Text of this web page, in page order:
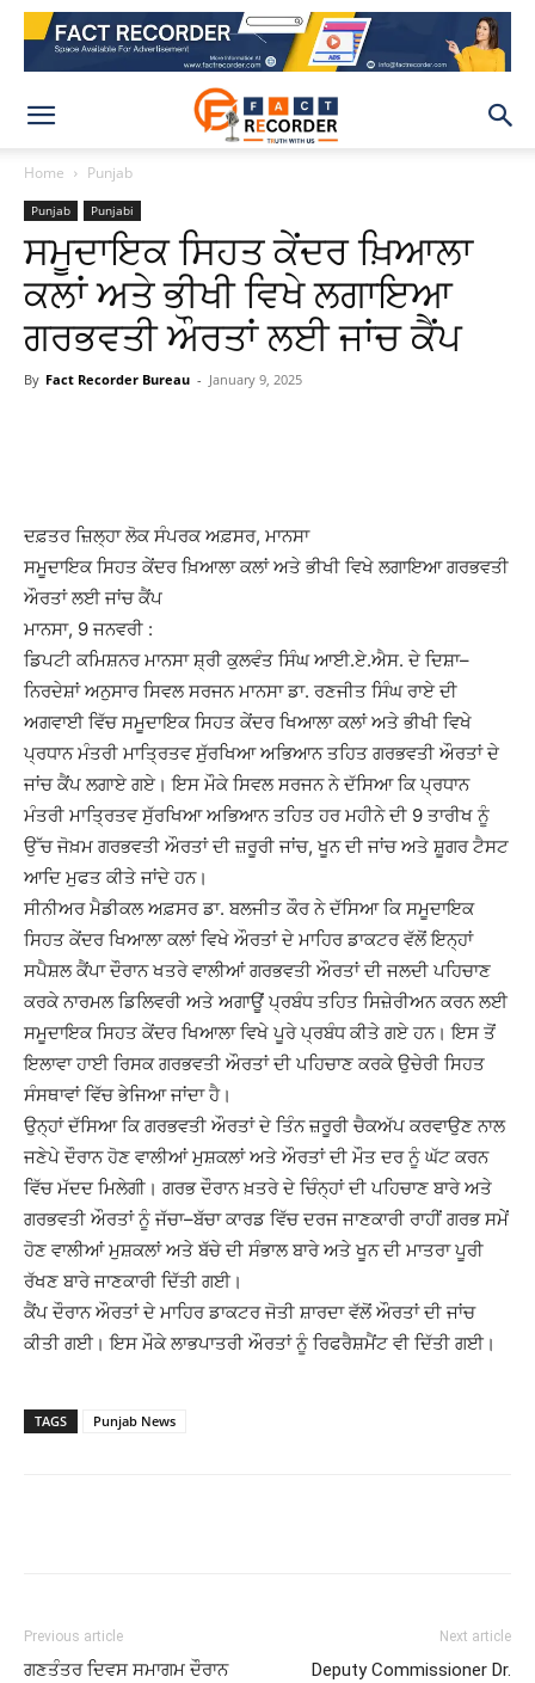
Home Punjab
Punjab Punjabi
ਸਮੂਦਾਇਕ ਸਿਹਤ ਕੇਂਦਰ ਖ਼ਿਆਲਾ
ਕਲਾਂ ਅਤੇ ਭੀਖੀ ਵਿਖੇ ਲਗਾਇਆ
ਗਰਭਵਤੀ ਔਰਤਾਂ ਲਈ ਜਾਂਚ ਕੈਂਪ
By Fact Recorder Bureau - January 9, 2025
ਦਫ਼ਤਰ ਜ਼ਿਲ੍ਹਾਲੋਕਸੰਪਰਕ ਅਫ਼ਸਰ, ਮਾਨਸਾ
ਸਮੂਦਾਇਕ ਸਿਹਤ ਕੇਂਦਰ ਖ਼ਿਆਲਾ ਕਲਾਂਅਤੇ ਭੀਖੀ ਵਿਖੇ ਲਗਾਇਆ ਗਰਭਵਤੀ
ਔਰਤਾਂਲਈਜਾਂਚ ਕੈਂਪ
ਮਾਨਸਾ, 9 ਜਨਵਰੀ :
ਡਿਪਟੀ ਕਮਿਸ਼ਨਰ ਮਾਨਸਾ ਸ਼੍ਰੀ ਕੁਲਵੰਤ ਸਿੰਘਆਈ.ਏ.ਐਸ. ਦੇ ਦਿਸ਼ਾ–
ਨਿਰਦੇਸ਼ਾਂ ਅਨੁਸਾਰ ਸਿਵਲ ਸਰਜਨ ਮਾਨਸਾਡਾ. ਰਣਜੀਤ ਸਿੰਘਰਾਏ ਦੀ
ਅਗਵਾਈ ਵਿੱਚ ਸਮੂਦਾਇਕ ਸਿਹਤ ਕੇਂਦਰ ਖਿਆਲਾ ਕਲਾਂਅਤੇ ਭੀਖੀ ਵਿਖੇ
ਪ੍ਰਧਾਨ ਮੰਤਰੀ ਮਾਤ੍ਰਿਤਵ ਸੁੱਰਖਿਆ ਅਭਿਆਨ ਤਹਿਤ ਗਰਭਵਤੀ ਔਰਤਾਂਦੇ
ਜਾਂਚ ਕੈਂਪ ਲਗਾਏਗਏ। ਇਸਮੌਕੇ ਸਿਵਲ ਸਰਜਨਨੇਦੱਸਿਆਕਿਪ੍ਰਧਾਨ
ਮੰਤਰੀ ਮਾਤ੍ਰਿਤਵ ਸੁੱਰਖਿਆ ਅਭਿਆਨ ਤਹਿਤ ਹਰਮਹੀਨੇਦੀ 9 ਤਾਰੀਖਨੂੰ
ਉੱਚਜੋਖ਼ਮ ਗਰਭਵਤੀ ਔਰਤਾਂਦੀ ਜ਼ਰੂਰੀ ਜਾਂਚ, ਖੂਨ ਦੀ ਜਾਂਚਅਤੇ ਸ਼ੂਗਰ ਟੈਸਟ
ਆਦਿ ਮੁਫਤ ਕੀਤੇ ਜਾਂਦੇ ਹਨ।
ਸੀਨੀਅਰ ਮੈਡੀਕਲ ਅਫ਼ਸਰਡਾ. ਬਲਜੀਤ ਕੌਰ ਨੇਦੱਸਿਆਕਿਸਮੂਦਾਇਕ
ਸਿਹਤ ਕੇਂਦਰ ਖਿਆਲਾ ਕਲਾਂ ਵਿਖੇ ਔਰਤਾਂਦੇ ਮਾਹਿਰ ਡਾਕਟਰ ਵੱਲੋਂ ਇਨ੍ਹਾਂ
ਸਪੈਸ਼ਲ ਕੈਂਪਾ ਦੌਰਾਨ ਖਤਰੇ ਵਾਲੀਆਂ ਗਰਭਵਤੀ ਔਰਤਾਂਦੀ ਜਲਦੀ ਪਹਿਚਾਣ
ਕਰਕੇ ਨਾਰਮਲ ਡਿਲਿਵਰੀ ਅਤੇ ਅਗਾਊਂ ਪ੍ਰਬੰਧ ਤਹਿਤ ਸਿਜ਼ੇਰੀਅਨਕਰਨ ਲਈ
ਸਮੂਦਾਇਕ ਸਿਹਤ ਕੇਂਦਰ ਖਿਆਲਾ ਵਿਖੇ ਪੂਰੇ ਪ੍ਰਬੰਧ ਕੀਤੇ ਗਏ ਹਨ। ਇਸ ਤੋਂ
ਇਲਾਵਾਹਾਈਰਿਸਕ ਗਰਭਵਤੀ ਔਰਤਾਂਦੀ ਪਹਿਚਾਣ ਕਰਕੇ ਉਚੇਰੀ ਸਿਹਤ
ਸੰਸਥਾਵਾਂ ਵਿੱਚ ਭੇਜਿਆ ਜਾਂਦਾਹੈ।
ਉਨ੍ਹਾਂ ਦੱਸਿਆਕਿਗਰਭਵਤੀ ਔਰਤਾਂਦੇ ਤਿੰਨ ਜ਼ਰੂਰੀ ਚੈਕਅੱਪ ਕਰਵਾਉਣਨਾਲ
ਜਣੇਪੇ ਦੌਰਾਨਹੋਣ ਵਾਲੀਆਂ ਮੁਸ਼ਕਲਾਂਅਤੇ ਔਰਤਾਂਦੀ ਮੌਤ ਦਰ ਨੂੰ ਘੱਟ ਕਰਨ
ਵਿੱਚ ਮੱਦਦ ਮਿਲੇਗੀ । ਗਰਭਦੌਰਾਨ ਖ਼ਤਰੇਦੇ ਚਿੰਨ੍ਹਾਂਦੀ ਪਹਿਚਾਣ ਬਾਰੇਅਤੇ
ਗਰਭਵਤੀ ਔਰਤਾਂਨੂੰ ਜੱਚਾ–ਬੱਚਾ ਕਾਰਡ ਵਿੱਚਦਰਜ ਜਾਣਕਾਰੀ ਰਾਹੀਂ ਗਰਭਸਮੇਂ
ਹੋਣ ਵਾਲੀਆਂ ਮੁਸ਼ਕਲਾਂਅਤੇ ਬੱਚੇਦੀ ਸੰਭਾਲ ਬਾਰੇਅਤੇ ਖੂਨ ਦੀ ਮਾਤਰਾ ਪੂਰੀ
ਰੱਖਣ ਬਾਰੇ ਜਾਣਕਾਰੀ ਦਿੱਤੀ ਗਈ।
ਕੈਂਪ ਦੌਰਾਨ ਔਰਤਾਂਦੇ ਮਾਹਿਰ ਡਾਕਟਰ ਜੋਤੀ ਸ਼ਾਰਦਾ ਵੱਲੋਂ ਔਰਤਾਂਦੀ ਜਾਂਚ
ਕੀਤੀ ਗਈ। ਇਸਮੌਕੇ ਲਾਭਪਾਤਰੀ ਔਰਤਾਂਨੂੰ ਰਿਫਰੈਸ਼ਮੈਂਟ ਵੀ ਦਿੱਤੀ ਗਈ।
TAGS Punjab News
Previous article
ਗਣਤੰਤਰ ਦਿਵਸ ਸਮਾਗਮ ਦੌਰਾਨ
Next article
Deputy Commissioner Dr.